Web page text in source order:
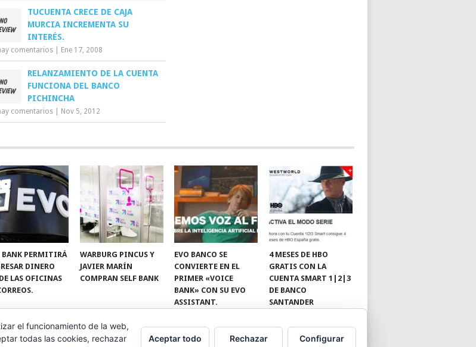
TUCUENTA CRECE DE CAJA
MURCIA INCREMENTA SU
INTERÉS.
comentarios Ene 17, 2008
RELANZAMIENTO DE LA CUENTA
FUNCIONA DEL BANCO
PICHINCHA
comentarios Nov 5, 2012
BANK PERMITIRÁ
DINERO
LAS OFICINAS
WARBURG PINCUS Y
JAVIER MARÍN
COMPRAN SELF BANK
EVO BANCO SE
CONVIERTE EN EL
PRIMER «VOICE
BANK» CON SU EVO
ASSISTANT.
4 MESES DE HBO
GRATIS CON LA
CUENTA SMART 1|2|3
DE BANCO
SANTANDER
el funcionamiento de la web,
todas las cookies, rechazar
Aceptar todo Rechazar Configurar